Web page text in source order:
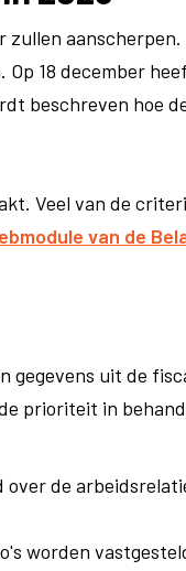
zullen aanscherpen.
18 december
beschreven hoe
Veel van de
van de
gegevens uit de
prioriteit in
de
worden